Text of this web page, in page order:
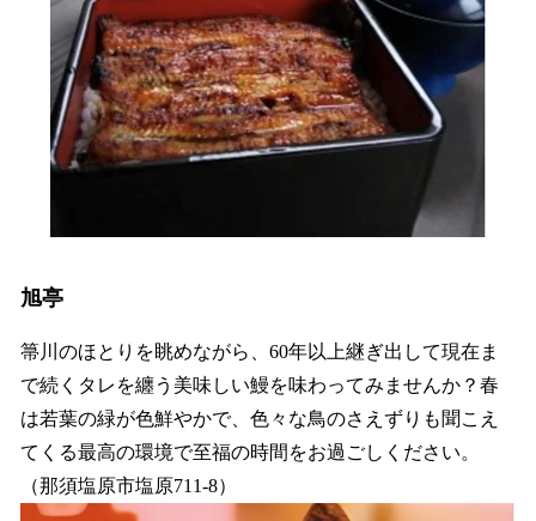
旭亭
箒川のほとりを眺めながら、60年以上継ぎ出して現在ま
で続くタレを纏う美味しい鰻を味わってみませんか？春
は若葉の緑が色鮮やかで、色々な鳥のさえずりも聞こえ
てくる最高の環境で至福の時間をお過ごしください。
（那須塩原市塩原711-8）